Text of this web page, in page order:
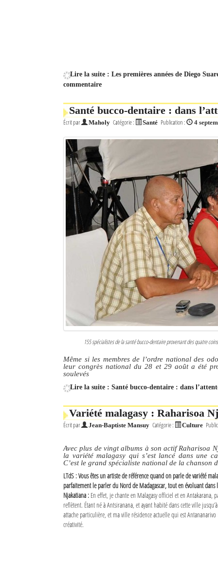
Lire la suite : Les premières années de Diego
commentaire
Santé bucco-dentaire : dans
Écrit par Maholy Catégorie : Santé Publication : 4
155 spécialistes de la santé bucco-dentaire provenant des quatre
Même si les membres de l’ordre national des
leur congrès national du 28 et 29 août a été
soulevés
Lire la suite : Santé bucco-dentaire : dans
Variété malagasy : Raharisoa
Écrit par Jean-Baptiste Mansuy Catégorie : Culture
Avec plus de vingt albums à son actif Raharisoa
la variété malagasy qui s’est lancé dans une
C’est le grand spécialiste national de la chanson
LTdS : Vous êtes un artiste de référence quand on parle de variété
parfaitement le parler du Nord de Madagascar, tout en évoluant dans
Njakatiana : En effet, je chante en Malagasy officiel et en Antakarana,
reflètent. Étant né à Antsiranana, et ayant habité dans cette ville
attache particulière, et ma ville résidence actuelle qui est Antananarivo
créativité.